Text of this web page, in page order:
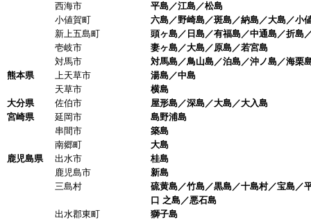
西海市
平島／江島／松島
小値賀町
六島／野崎島／斑島／納島／大島／小
新上五島町
頭ヶ島／日島／有福島／中通島／折島
壱岐市
妻ヶ島／大島／原島／若宮島
対馬市
対馬島／鳥山島／泊島／沖ノ島／海栗
熊本県
上天草市
湯島／中島
天草市
横島
大分県
佐伯市
屋形島／深島／大島／大入島
宮崎県
延岡市
島野浦島
串間市
築島
南郷町
大島
鹿児島県
出水市
桂島
鹿児島市
新島
三島村
硫黄島／竹島／黒島／十島村／宝島／
口 之島／悪石島
出水郡東町
獅子島